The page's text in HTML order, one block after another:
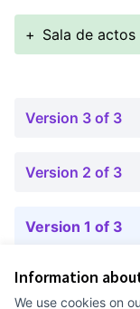
Information
We use cookies on
+ Sala de
Version 3 of 3
Version 2 of 3
Version 1 of 3